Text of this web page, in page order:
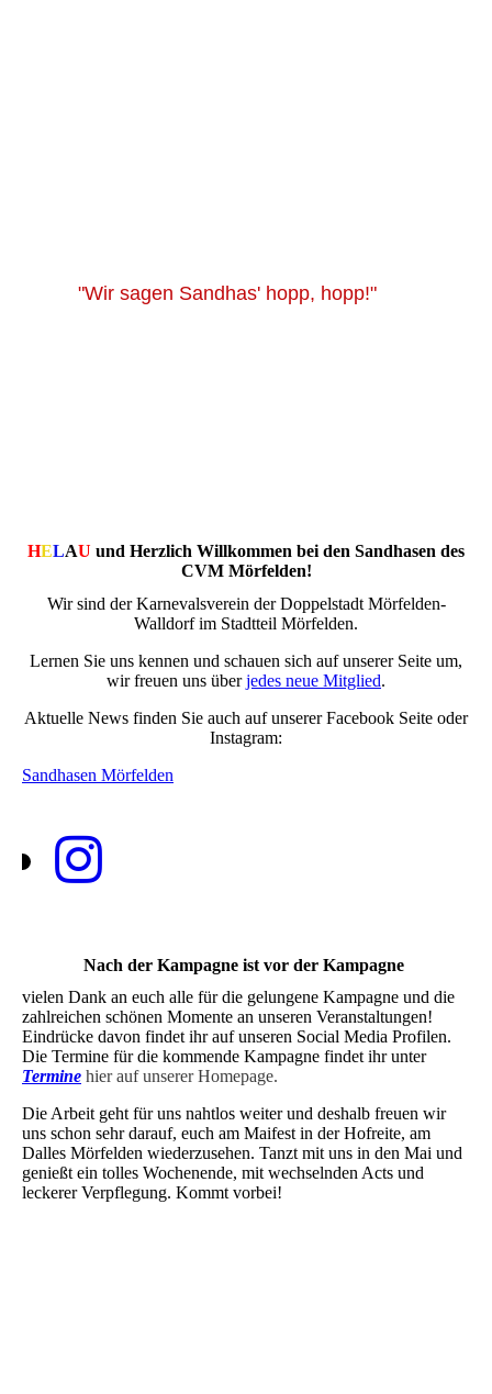
"Wir sagen Sandhas' hopp, hopp!"
HELAU und Herzlich Willkommen bei den Sandhasen des
CVM Mörfelden!
Wir sind der Karnevalsverein der Doppelstadt Mörfelden-
Walldorf im Stadtteil Mörfelden.
Lernen Sie uns kennen und schauen sich auf unserer Seite um,
wir freuen uns überjedes neue Mitglied.
Aktuelle News finden Sie auch auf unserer Facebook Seite oder
Instagram:
Sandhasen Mörfelden
Nach der Kampagne ist vor der Kampagne
vielen Dank an euch alle für die gelungene Kampagne und die
zahlreichen schönen Momente an unseren Veranstaltungen!
Eindrücke davon findet ihr auf unseren Social Media Profilen.
Die Termine für die kommende Kampagne findet ihr unter
Termine hier auf unserer Homepage.
Die Arbeit geht für uns nahtlos weiter und deshalb freuen wir
uns schon sehr darauf, euch am Maifest in der Hofreite, am
Dalles Mörfelden wiederzusehen. Tanzt mit uns in den Mai und
genießt ein tolles Wochenende, mit wechselnden Acts und
leckerer Verpflegung. Kommt vorbei!